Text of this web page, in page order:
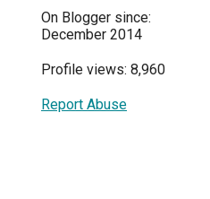
On Blogger since:
December 2014
Profile views: 8,960
Report Abuse